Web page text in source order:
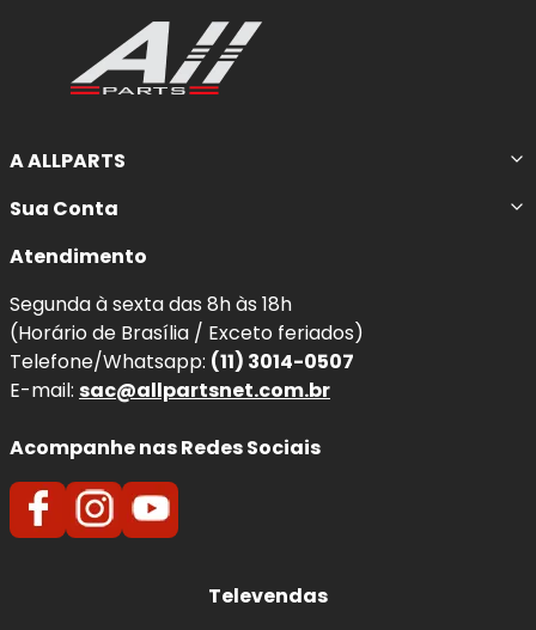
A ALLPARTS
Sua Conta
Atendimento
Segunda à sexta das 8h às 18h
(Horário de Brasília / Exceto feriados)
Telefone/Whatsapp: (11) 3014-0507
E-mail: sac@allpartsnet.com.br
Acompanhe nas Redes Sociais
Televendas